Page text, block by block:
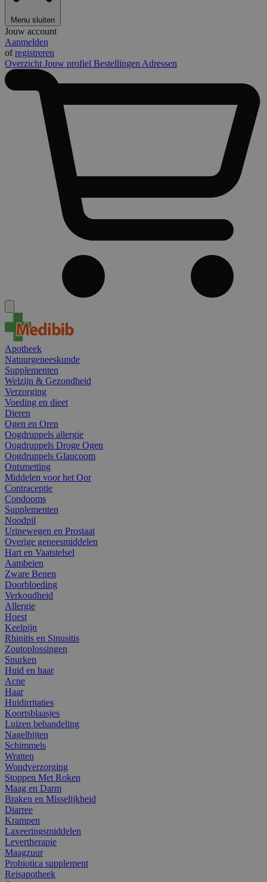
Menu sluiten
Jouw account
Aanmelden
ofregistreren
Overzicht Jouw profiel Bestellingen Adressen
Apotheek
Natuurgeneeskunde
Supplementen
Welzijn & Gezondheid
Verzorging
Voeding en dieet
Dieren
Ogen en Oren
Oogdruppels allergie
Oogdruppels Droge Ogen
Oogdruppels Glaucoom
Ontsmetting
Middelen voor het Oor
Contraceptie
Condooms
Supplementen
Noodpil
Urinewegen en Prostaat
Overige geneesmiddelen
Hart en Vaatstelsel
Aambeien
Zware Benen
Doorbloeding
Verkoudheid
Allergie
Hoest
Keelpijn
Rhinitis en Sinusitis
Zoutoplossingen
Snurken
Huid en haar
Acne
Haar
Huidirritaties
Koortsblaasjes
Luizen behandeling
Nagelbijten
Schimmels
Wratten
Wondverzorging
Stoppen Met Roken
Maag en Darm
Braken en Misselijkheid
Diarree
Krampen
Laxeeringsmiddelen
Levertherapie
Maagzuur
Probiotica supplement
Reisapotheek